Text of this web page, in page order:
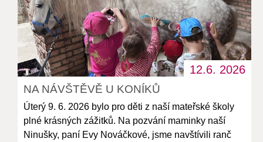
12.6. 2026
NA NÁVŠTĚVĚ U KONÍKŮ
Úterý 9. 6. 2026 bylo pro děti z naší mateřské školy
plné krásných zážitků. Na pozvání maminky naší
Ninušky, paní Evy Nováčkové, jsme navštívili ranč